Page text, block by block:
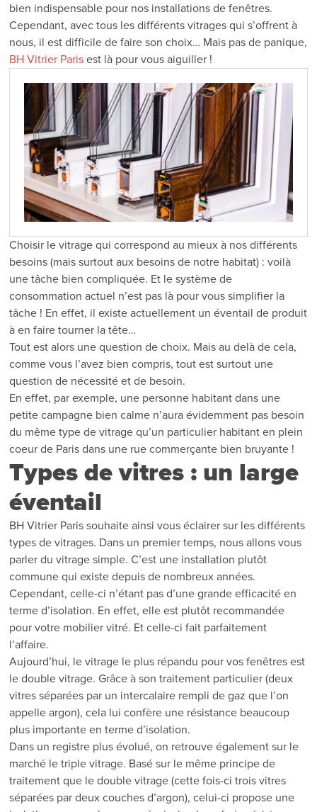
bien indispensable pour nos installations de fenêtres.
Cependant, avec tous les différents vitrages qui s’offrent à
nous, il est difficile de faire son choix… Mais pas de panique,
BH Vitrier Paris est là pour vous aiguiller !
Choisir le vitrage qui correspond au mieux à nos différents
besoins (mais surtout aux besoins de notre habitat) : voilà
une tâche bien compliquée. Et le système de
consommation actuel n’est pas là pour vous simplifier la
tâche ! En effet, il existe actuellement un éventail de produit
à en faire tourner la tête…
Tout est alors une question de choix. Mais au delà de cela,
comme vous l’avez bien compris, tout est surtout une
question de nécessité et de besoin.
En effet, par exemple, une personne habitant dans une
petite campagne bien calme n’aura évidemment pas besoin
du même type de vitrage qu’un particulier habitant en plein
coeur de Paris dans une rue commerçante bien bruyante !
Types de vitres : un large
éventail
BH Vitrier Paris souhaite ainsi vous éclairer sur les différents
types de vitrages. Dans un premier temps, nous allons vous
parler du vitrage simple. C’est une installation plutôt
commune qui existe depuis de nombreux années.
Cependant, celle-ci n’étant pas d’une grande efficacité en
terme d’isolation. En effet, elle est plutôt recommandée
pour votre mobilier vitré. Et celle-ci fait parfaitement
l’affaire.
Aujourd’hui, le vitrage le plus répandu pour vos fenêtres est
le double vitrage. Grâce à son traitement particulier (deux
vitres séparées par un intercalaire rempli de gaz que l’on
appelle argon), cela lui confère une résistance beaucoup
plus importante en terme d’isolation.
Dans un registre plus évolué, on retrouve également sur le
marché le triple vitrage. Basé sur le même principe de
traitement que le double vitrage (cette fois-ci trois vitres
séparées par deux couches d’argon), celui-ci propose une